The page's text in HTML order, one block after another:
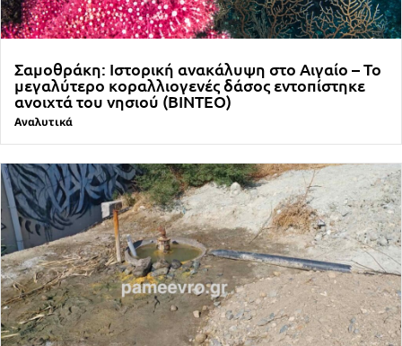
Σαμοθράκη: Ιστορική ανακάλυψη στο Αιγαίο – Το
μεγαλύτερο κοραλλιογενές δάσος εντοπίστηκε
ανοιχτά του νησιού (ΒΙΝΤΕΟ)
Αναλυτικά